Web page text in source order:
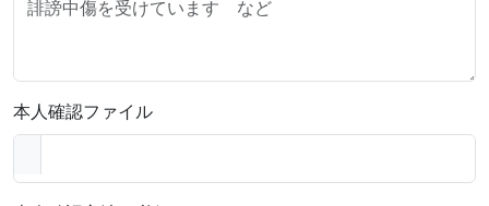
本人確認ファイル